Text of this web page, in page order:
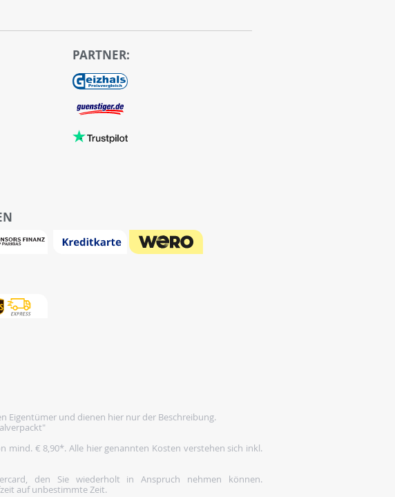
PARTNER:
Eigentümer und dienen hier nur der Beschreibung.
mind. € 8,90*. Alle hier genannten Kosten verstehen sich inkl.
den Sie wiederholt in Anspruch nehmen können.
auf unbestimmte Zeit.